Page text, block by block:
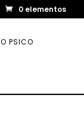
0 elementos
PSICO